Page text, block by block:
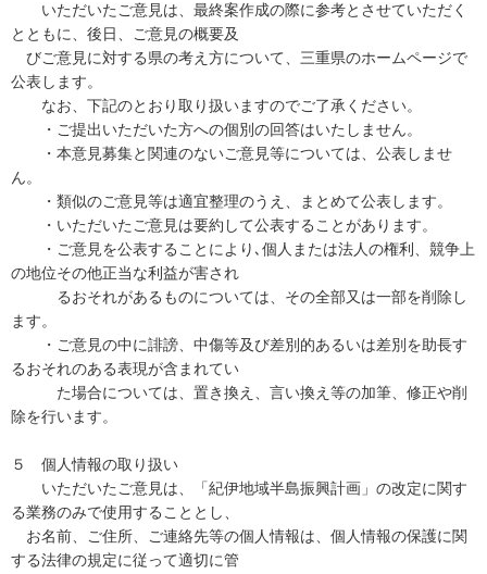
いただいたご意見は、最終案作成の際に参考とさせていただく
とともに、後日、ご意見の概要及
びご意見に対する県の考え方について、三重県のホームページで
公表します。
なお、下記のとおり取り扱いますのでご了承ください。
・ご提出いただいた方への個別の回答はいたしません。
・本意見募集と関連のないご意見等については、公表しませ
ん。
・類似のご意見等は適宜整理のうえ、まとめて公表します。
・いただいたご意見は要約して公表することがあります。
・ご意見を公表することにより､個人または法人の権利、競争上
の地位その他正当な利益が害され
るおそれがあるものについては、その全部又は一部を削除し
ます。
・ご意見の中に誹謗、中傷等及び差別的あるいは差別を助長す
るおそれのある表現が含まれてい
た場合については、置き換え、言い換え等の加筆、修正や削
除を行います。
５ 個人情報の取り扱い
いただいたご意見は、「紀伊地域半島振興計画」の改定に関す
る業務のみで使用することとし、
お名前、ご住所、ご連絡先等の個人情報は、個人情報の保護に関
する法律の規定に従って適切に管